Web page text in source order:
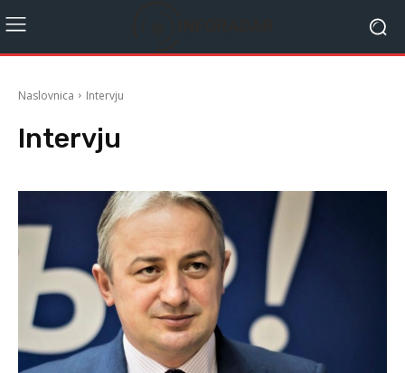
Naslovnica Intervju
Intervju